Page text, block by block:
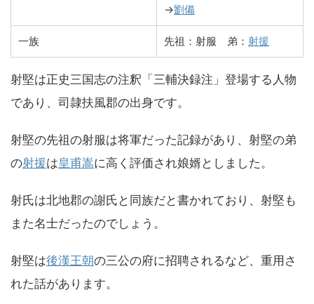
→劉備
一族 先祖：射服 弟： 射援
射堅は正史三国志の注釈「三輔決録注」登場する人物
であり、司隷扶風郡の出身です。
射堅の先祖の射服は将軍だった記録があり、射堅の弟
の射援は皇甫嵩に高く評価され娘婿としました。
射氏は北地郡の謝氏と同族だと書かれており、射堅も
また名士だったのでしょう。
射堅は後漢王朝の三公の府に招聘されるなど、重用さ
れた話があります。